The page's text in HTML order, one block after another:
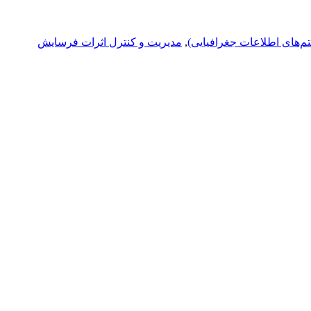
اطلاعات جغرافیایی), مدیریت و کنترل اثرات فرسایش